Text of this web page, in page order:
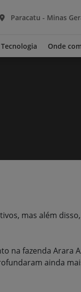
Paracatu - Minas
Tecnologia Onde
mas além
na fazenda Arara
ainda